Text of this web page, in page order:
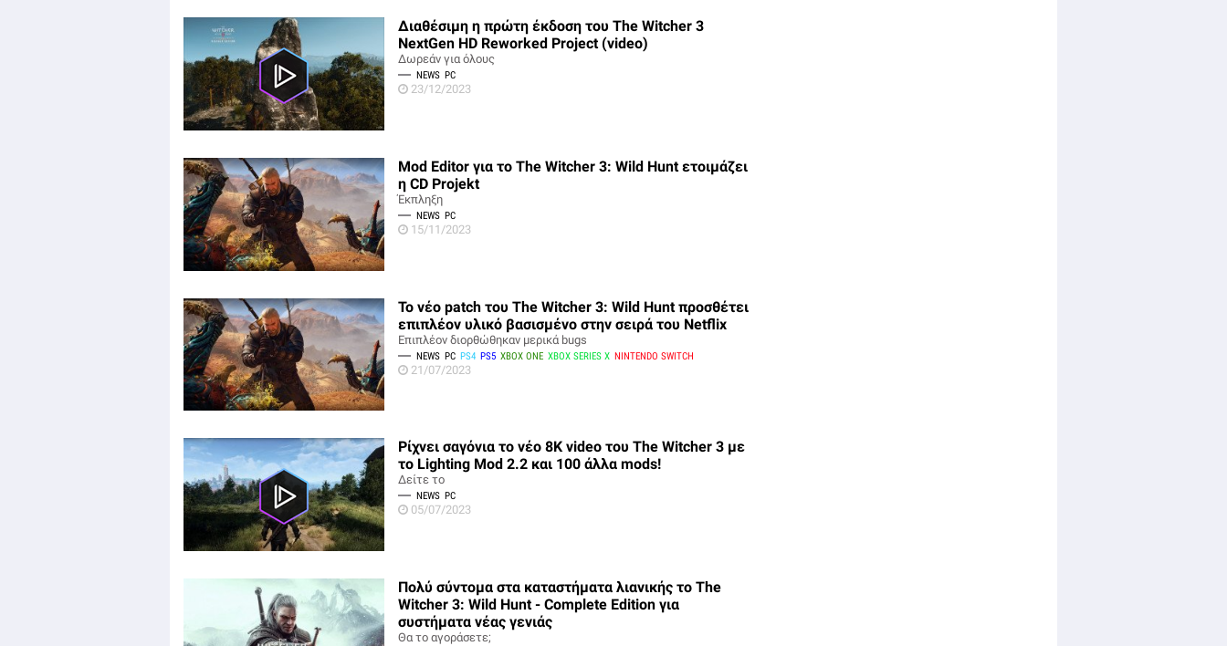
Διαθέσιμη η πρώτη έκδοση του The Witcher 3
NextGen HD Reworked Project (video)
Δωρεάν για όλους
NEWS PC
23/12/2023
Mod Editor για το The Witcher 3: Wild Hunt ετοιμάζει
η CD Projekt
Έκπληξη
NEWS PC
15/11/2023
Το νέο patch του The Witcher 3: Wild Hunt προσθέτει
επιπλέον υλικό βασισμένο στην σειρά του Netflix
Επιπλέον διορθώθηκαν μερικά bugs
NEWS PC PS4 PS5 XBOX ONE XBOX SERIES X NINTENDO SWITCH
21/07/2023
Ρίχνει σαγόνια το νέο 8K video του The Witcher 3 με
το Lighting Mod 2.2 και 100 άλλα mods!
Δείτε το
NEWS PC
05/07/2023
Πολύ σύντομα στα καταστήματα λιανικής το The
Witcher 3: Wild Hunt - Complete Edition για
συστήματα νέας γενιάς
Θα το αγοράσετε;